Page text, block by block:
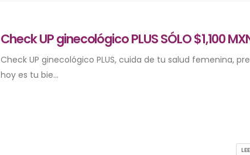
Check UP ginecológico PLUS SÓLO $1,100
Check UP ginecológico PLUS, cuida de tu salud femenina,
hoy es tu bie...